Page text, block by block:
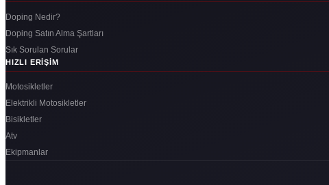
Doping Nedir?
Doping Satın Alma Şartları
Sık Sorulan Sorular
HIZLI ERIŞIM
Motosikletler
Elektrikli Motosikletler
Bisikletler
Atv
Ekipmanlar